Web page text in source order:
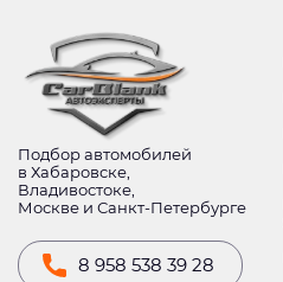
Подбор автомобилей
в Хабаровске,
Владивостоке,
Москве и Санкт-Петербурге
8 958 538 39 28